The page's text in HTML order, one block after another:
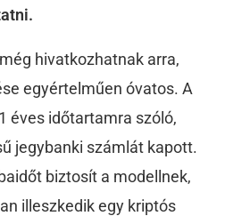
hivatkozhatnak arra,
egyértelműen óvatos. A
éves időtartamra szóló,
jegybanki számlát kapott.
biztosít a modellnek,
illeszkedik egy kriptós